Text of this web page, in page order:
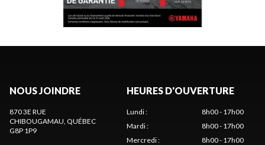
NOUS JOINDRE
870 3E RUE
CHIBOUGAMAU, QUÉBEC
G8P 1P9
HEURES D'OUVERTURE
Lundi:
8h00 - 17h00
Mardi:
8h00 - 17h00
Mercredi:
8h00 - 17h00